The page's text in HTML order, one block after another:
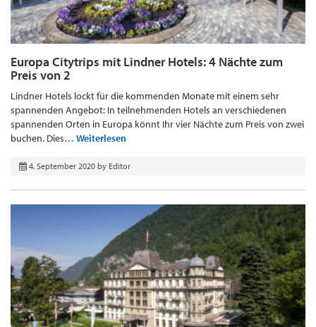
Europa Citytrips mit Lindner Hotels: 4 Nächte zum
Preis von 2
Lindner Hotels lockt für die kommenden Monate mit einem sehr
spannenden Angebot: In teilnehmenden Hotels an verschiedenen
spannenden Orten in Europa könnt Ihr vier Nächte zum Preis von zwei
buchen. Dies… Weiterlesen
4. September 2020 by Editor